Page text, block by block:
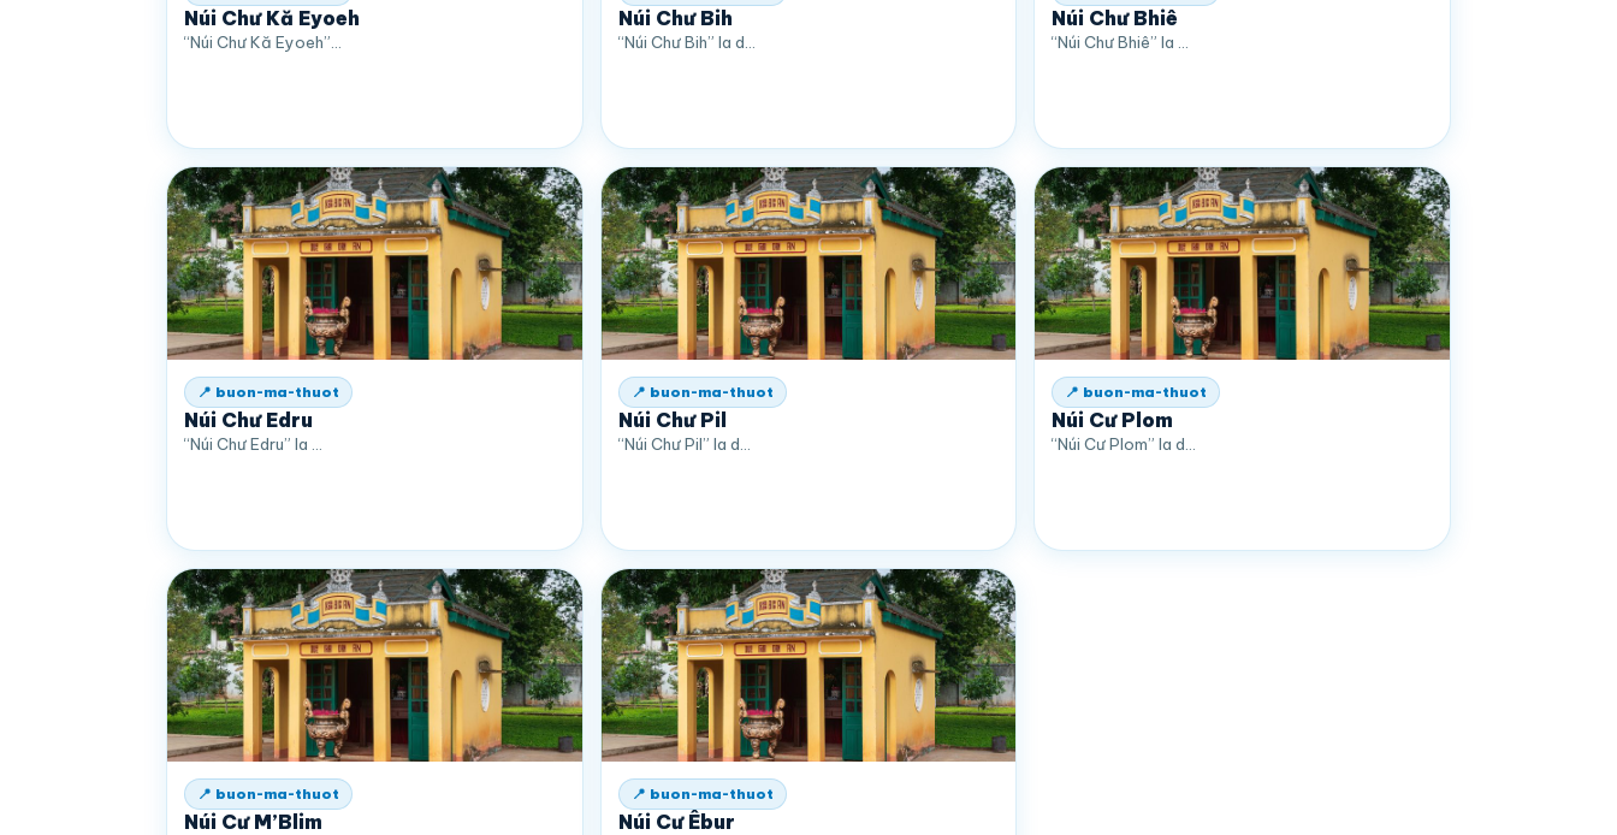
Núi Chư Kă Eyoeh
“Núi Chư Kă Eyoeh”…
Núi Chư Bih
“Núi Chư Bih” la d…
Núi Chư Bhiê
“Núi Chư Bhiê” la …
📍 buon-ma-thuot
Núi Chư Edru
“Núi Chư Edru” la …
📍 buon-ma-thuot
Núi Chư Pil
“Núi Chư Pil” la d…
📍 buon-ma-thuot
Núi Cư Plom
“Núi Cư Plom” la d…
📍 buon-ma-thuot
Núi Cư M’Blim
📍 buon-ma-thuot
Núi Cư Êbur